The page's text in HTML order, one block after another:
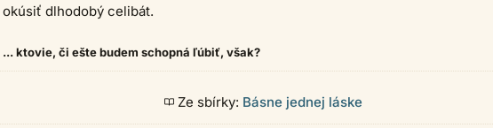
okúsiť dlhodobý celibát.
... ktovie, či ešte budem schopná ľúbiť, však?
Ze sbírky: Básne jednej láske